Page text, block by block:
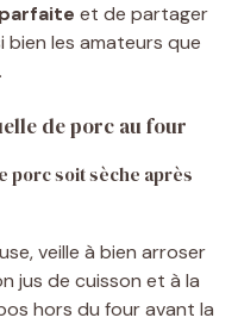
et de partager
bien les amateurs que
de porc au four
porc soit sèche après
veille à bien arroser
jus de cuisson et à la
hors du four avant la